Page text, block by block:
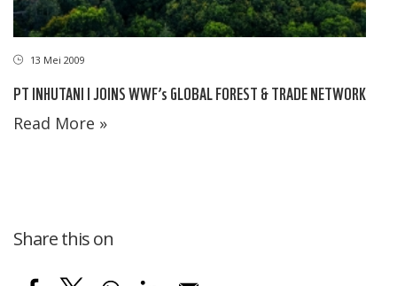
13 Mei 2009
PT INHUTANI I JOINS WWF’s GLOBAL FOREST & TRADE NETWORK
Read More »
Share this on